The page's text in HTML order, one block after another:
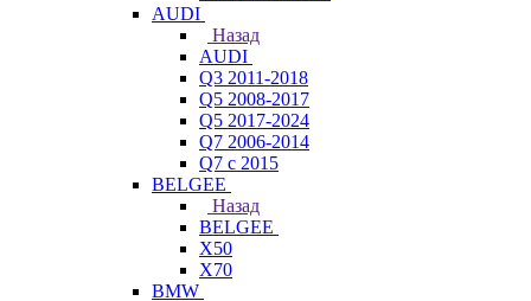
AUDI
Назад
AUDI
Q3 2011-2018
Q5 2008-2017
Q5 2017-2024
Q7 2006-2014
Q7 с 2015
BELGEE
Назад
BELGEE
X50
X70
BMW